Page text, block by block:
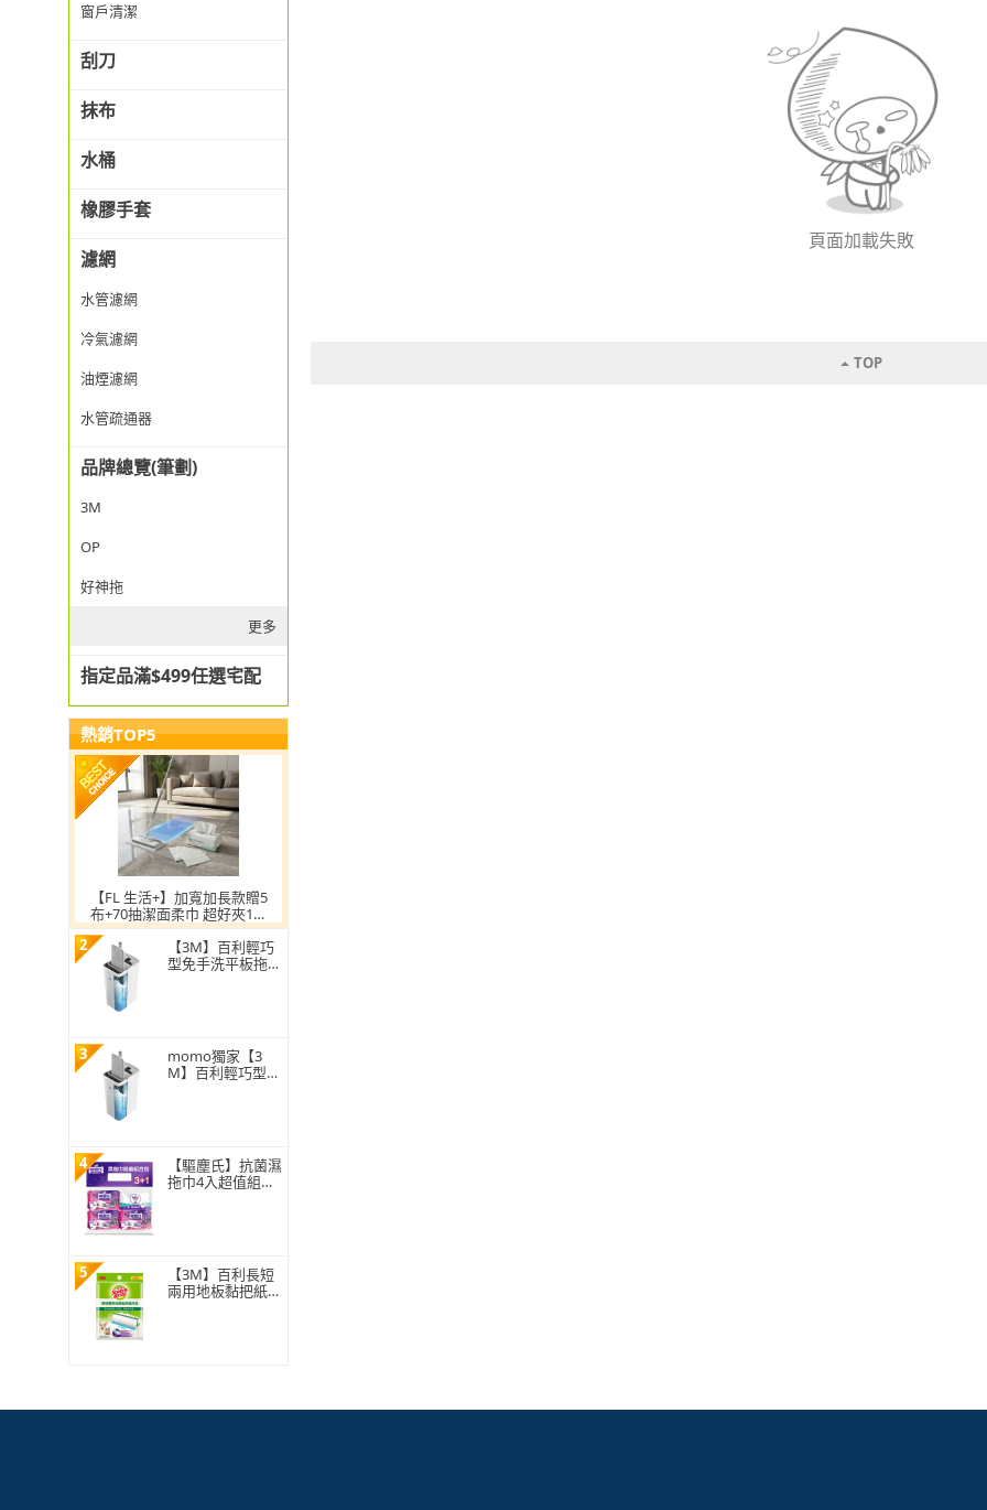
窗戶清潔
刮刀
抹布
水桶
橡膠手套
濾網
水管濾網
冷氣濾網
油煙濾網
水管疏通器
品牌總覽(筆劃)
3M
OP
好神拖
更多
指定品滿$499任選宅配
熱銷TOP5
【FL 生活+】加寬加長款贈5
布+70抽潔面柔巾 超好夾1秒
換布洗臉巾環保拖把
2
【3M】百利輕巧
型免手洗平板拖把
3
momo獨家【3
M】百利輕巧型免
4
【驅塵氏】抗菌濕
拖巾4入超值組合
5
【3M】百利長短
兩用地板黏把紙捲
頁面加載失敗
TOP